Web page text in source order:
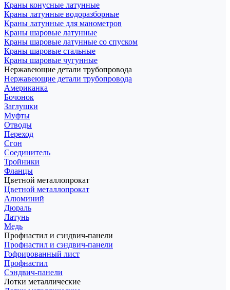
Краны конусные латунные
Краны латунные водоразборные
Краны латунные для манометров
Краны шаровые латунные
Краны шаровые латунные со спуском
Краны шаровые стальные
Краны шаровые чугунные
Нержавеющие детали трубопровода
Нержавеющие детали трубопровода
Американка
Бочонок
Заглушки
Муфты
Отводы
Переход
Сгон
Соединитель
Тройники
Фланцы
Цветной металлопрокат
Цветной металлопрокат
Алюминий
Дюраль
Латунь
Медь
Профнастил и сэндвич-панели
Профнастил и сэндвич-панели
Гофрированный лист
Профнастил
Сэндвич-панели
Лотки металлические